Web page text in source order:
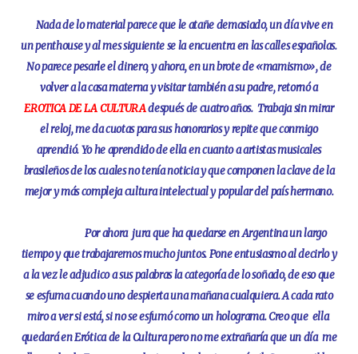
Nada de lo material parece que le atañe demasiado, un día vive en
un penthouse y al mes siguiente se la encuentra en las calles españolas.
No parece pesarle el dinero, y ahora, en un brote de «mamismo», de
volver a la casa materna y visitar también a su padre, retornó a
EROTICA DE LA CULTURAdespués de cuatro años. Trabaja sin mirar
el reloj, me da cuotas para sus honorarios y repite que conmigo
aprendió. Yo he aprendido de ella en cuanto a artistas musicales
brasileños de los cuales no tenía noticia y que componen la clave de la
mejor y más compleja cultura intelectual y popular del país hermano.
Por ahora jura que ha quedarse en Argentina un largo
tiempo y que trabajaremos mucho juntos. Pone entusiasmo al decirlo y
a la vez le adjudico a sus palabras la categoría de lo soñado, de eso que
se esfuma cuando uno despierta una mañana cualquiera. A cada rato
miro a ver si está, si no se esfumó como un holograma. Creo que ella
quedará en Erótica de la Cultura pero no me extrañaría que un día me